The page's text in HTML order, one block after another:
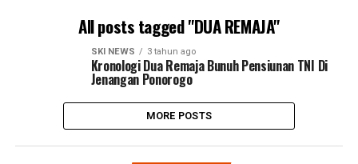
All posts tagged "DUA REMAJA"
SKI NEWS 3 tahun ago
Kronologi Dua Remaja Bunuh Pensiunan TNI Di
Jenangan Ponorogo
MORE POSTS